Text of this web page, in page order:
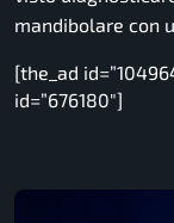
mandibolare con
[the_ad
id=”676180″]